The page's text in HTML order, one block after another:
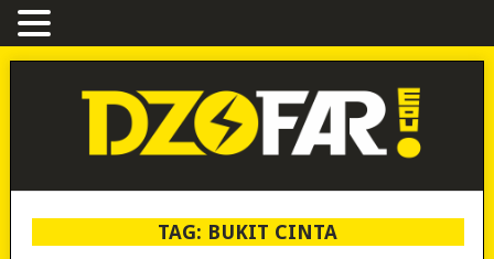
TAG: BUKIT CINTA